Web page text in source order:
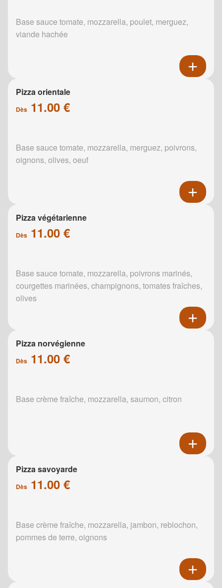
Base sauce tomate, mozzarella, poulet, merguez,
viande hachée
Pizza orientale
Dès 11.00 €
Base sauce tomate, mozzarella, merguez, poivrons,
oignons, olives, oeuf
Pizza végétarienne
Dès 11.00 €
Base sauce tomate, mozzarella, poivrons marinés,
courgettes marinées, champignons, tomates fraîches,
olives
Pizza norvégienne
Dès 11.00 €
Base crème fraîche, mozzarella, saumon, citron
Pizza savoyarde
Dès 11.00 €
Base crème fraîche, mozzarella, jambon, reblochon,
pommes de terre, oignons